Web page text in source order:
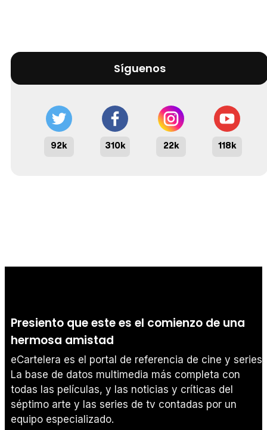
Síguenos
92k 310k 22k 118k
Presiento que este es el comienzo de una
hermosa amistad
eCartelera es el portal de referencia de cine y series.
La base de datos multimedia más completa con
todas las películas, y las noticias y críticas del
séptimo arte y las series de tv contadas por un
equipo especializado.